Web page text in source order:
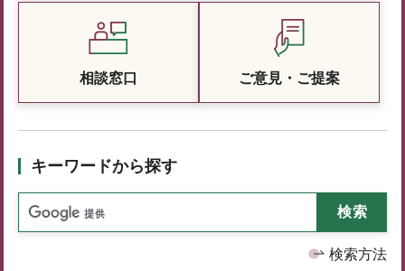
相談窓口 ご意見・ご提案
キーワードから探す
検索方法